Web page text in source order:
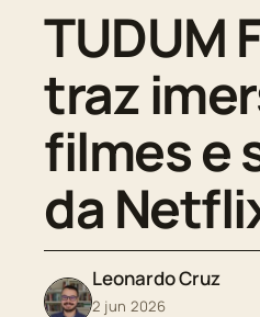
TUDUM
traz
filmes e
da
Leonardo Cruz
2 jun 2026